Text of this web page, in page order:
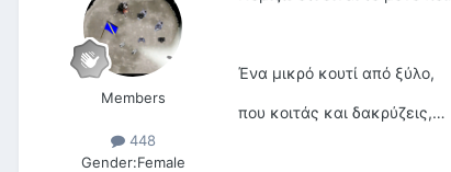
Members
448
Gender:Female
Ένα μικρό κουτί από ξύλο,
που κοιτάς και δακρύζεις,…